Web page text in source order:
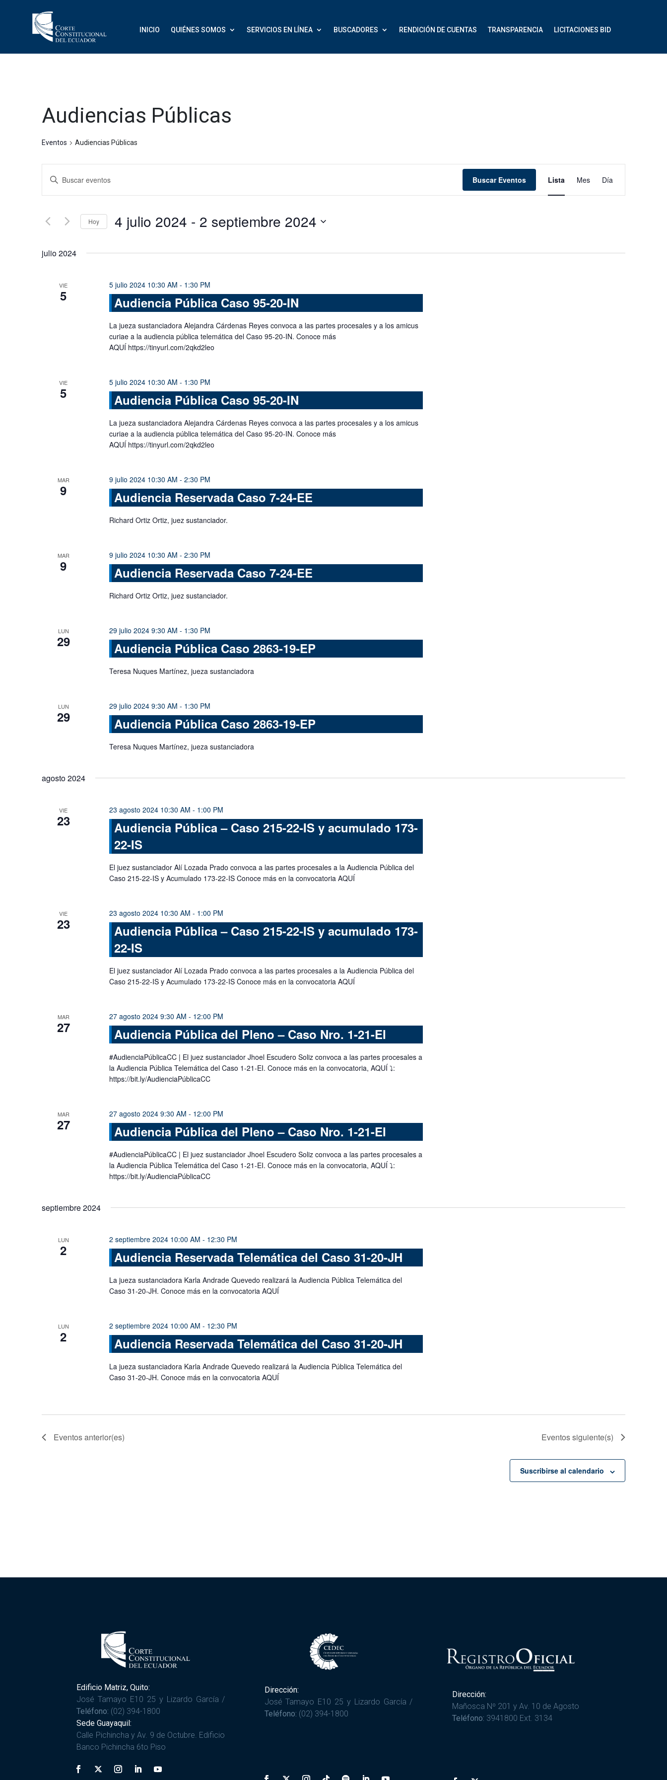
INICIO QUIÉNES SOMOS SERVICIOS EN LÍNEA BUSCADORES RENDICIÓN DE CUENTAS TRANSPARENCIA LICITACIONES BID
Audiencias Públicas
Eventos Audiencias Públicas
Navegación
de
búsqueda
y
vistas
Eventos
Introduce
Busca
la
clave.
Buscar Eventos Lista Mes Día
Hoy 4 julio 2024 - 2 septiembre 2024
julio 2024
VIE
5
5 julio 2024 10:30 AM - 1:30 PM
Audiencia Pública Caso 95-20-IN
La jueza sustanciadora Alejandra Cárdenas Reyes convoca a las partes procesales y a los amicus
curiae a la audiencia pública telemática del Caso 95-20-IN. Conoce más
AQUÍ https://tinyurl.com/2qkd2leo
VIE
5
5 julio 2024 10:30 AM - 1:30 PM
Audiencia Pública Caso 95-20-IN
La jueza sustanciadora Alejandra Cárdenas Reyes convoca a las partes procesales y a los amicus
curiae a la audiencia pública telemática del Caso 95-20-IN. Conoce más
AQUÍ https://tinyurl.com/2qkd2leo
MAR
9
9 julio 2024 10:30 AM - 2:30 PM
Audiencia Reservada Caso 7-24-EE
Richard Ortiz Ortiz, juez sustanciador.
MAR
9
9 julio 2024 10:30 AM - 2:30 PM
Audiencia Reservada Caso 7-24-EE
Richard Ortiz Ortiz, juez sustanciador.
LUN
29
29 julio 2024 9:30 AM - 1:30 PM
Audiencia Pública Caso 2863-19-EP
Teresa Nuques Martínez, jueza sustanciadora
LUN
29
29 julio 2024 9:30 AM - 1:30 PM
Audiencia Pública Caso 2863-19-EP
Teresa Nuques Martínez, jueza sustanciadora
agosto 2024
VIE
23
23 agosto 2024 10:30 AM - 1:00 PM
Audiencia Pública – Caso 215-22-IS y acumulado 173-
22-IS
El juez sustanciador Alí Lozada Prado convoca a las partes procesales a la Audiencia Pública del
Caso 215-22-IS y Acumulado 173-22-IS Conoce más en la convocatoria AQUÍ
VIE
23
23 agosto 2024 10:30 AM - 1:00 PM
Audiencia Pública – Caso 215-22-IS y acumulado 173-
22-IS
El juez sustanciador Alí Lozada Prado convoca a las partes procesales a la Audiencia Pública del
Caso 215-22-IS y Acumulado 173-22-IS Conoce más en la convocatoria AQUÍ
MAR
27
27 agosto 2024 9:30 AM - 12:00 PM
Audiencia Pública del Pleno – Caso Nro. 1-21-EI
#AudienciaPúblicaCC | El juez sustanciador Jhoel Escudero Soliz convoca a las partes procesales a
la Audiencia Pública Telemática del Caso 1-21-EI. Conoce más en la convocatoria, AQUÍ ⤵️:
https://bit.ly/AudienciaPúblicaCC
MAR
27
27 agosto 2024 9:30 AM - 12:00 PM
Audiencia Pública del Pleno – Caso Nro. 1-21-EI
#AudienciaPúblicaCC | El juez sustanciador Jhoel Escudero Soliz convoca a las partes procesales a
la Audiencia Pública Telemática del Caso 1-21-EI. Conoce más en la convocatoria, AQUÍ ⤵️:
https://bit.ly/AudienciaPúblicaCC
septiembre 2024
LUN
2
2 septiembre 2024 10:00 AM - 12:30 PM
Audiencia Reservada Telemática del Caso 31-20-JH
La jueza sustanciadora Karla Andrade Quevedo realizará la Audiencia Pública Telemática del
Caso 31-20-JH. Conoce más en la convocatoria AQUÍ
LUN
2
2 septiembre 2024 10:00 AM - 12:30 PM
Audiencia Reservada Telemática del Caso 31-20-JH
La jueza sustanciadora Karla Andrade Quevedo realizará la Audiencia Pública Telemática del
Caso 31-20-JH. Conoce más en la convocatoria AQUÍ
Eventosanterior(es) Eventossiguiente(s)
Suscribirse al calendario
Edificio Matriz, Quito:
José Tamayo E10 25 y Lizardo García /
Teléfono: (02) 394-1800
Sede Guayaquil:
Calle Pichincha y Av. 9 de Octubre. Edificio
Banco Pichincha 6to Piso
Dirección:
José Tamayo E10 25 y Lizardo García /
Teléfono: (02) 394-1800
Dirección:
Mañosca Nº 201 y Av. 10 de Agosto
Teléfono: 3941800 Ext. 3134